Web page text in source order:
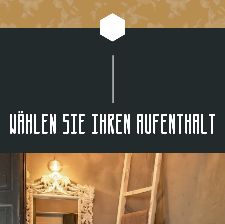
Wählen Sie Ihren Aufenthalt